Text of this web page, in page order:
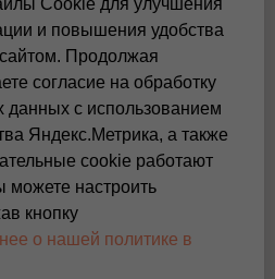
и повышения удобства
Продолжая
согласие на обработку
с использованием
Яндекс.Метрика, а также
cookie работают
можете настроить
кнопку
о нашей политике в